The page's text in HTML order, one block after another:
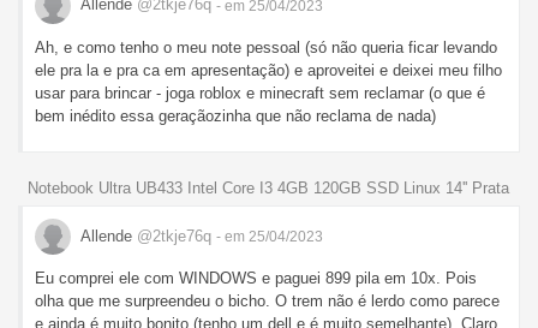
Allende @2tkje76q - em 25/04/2023
Ah, e como tenho o meu note pessoal (só não queria ficar levando
ele pra la e pra ca em apresentação) e aproveitei e deixei meu filho
usar para brincar - joga roblox e minecraft sem reclamar (o que é
bem inédito essa geraçãozinha que não reclama de nada)
Notebook Ultra UB433 Intel Core I3 4GB 120GB SSD Linux 14'' Prata
Allende @2tkje76q - em 25/04/2023
Eu comprei ele com WINDOWS e paguei 899 pila em 10x. Pois
olha que me surpreendeu o bicho. O trem não é lerdo como parece
e ainda é muito bonito (tenho um dell e é muito semelhante). Claro,